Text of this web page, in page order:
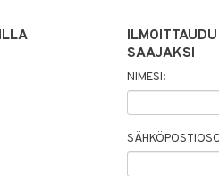
SAAJAKSI
NIMESI: